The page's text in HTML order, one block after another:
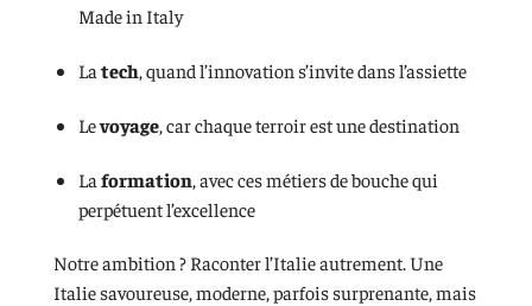
Made in Italy
Latech , quand l’innovation s’invite dans l’assiette
Levoyage, car chaque terroir est une destination
La formation , avec ces métiers de bouche qui
perpétuent l’excellence
Notre ambition ? Raconter l’Italie autrement. Une
Italie savoureuse, moderne, parfois surprenante, mais